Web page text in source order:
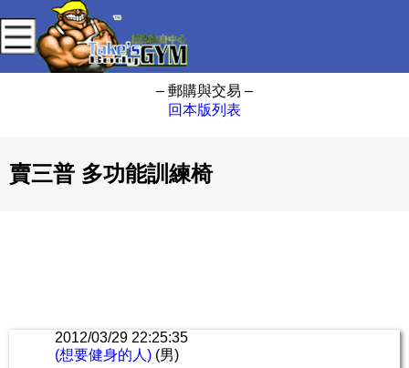
– 郵購與交易 –
回本版列表
賣三普 多功能訓練椅
2012/03/29 22:25:35
(想要健身的人) (男)